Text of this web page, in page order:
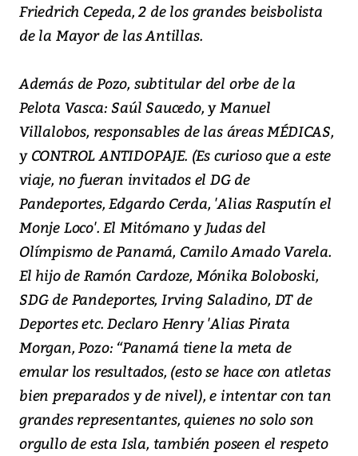
Friedrich Cepeda, 2 de los grandes beisbolista
de la Mayor de las Antillas.
Además de Pozo, subtitular del orbe de la
Pelota Vasca: Saúl Saucedo, y Manuel
Villalobos, responsables de las áreas MÉDICAS,
y CONTROL ANTIDOPAJE. (Es curioso que a este
viaje, no fueran invitados el DG de
Pandeportes, Edgardo Cerda, 'Alias Rasputín el
Monje Loco'. El Mitómano y Judas del
Olímpismo de Panamá, Camilo Amado Varela.
El hijo de Ramón Cardoze, Mónika Boloboski,
SDG de Pandeportes, Irving Saladino, DT de
Deportes etc. Declaro Henry 'Alias Pirata
Morgan, Pozo: “Panamá tiene la meta de
emular los resultados, (esto se hace con atletas
bien preparados y de nivel), e intentar con tan
grandes representantes, quienes no solo son
orgullo de esta Isla, también poseen el respeto